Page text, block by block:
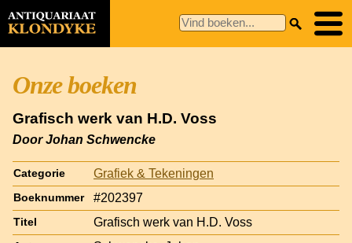
Onze boeken
Grafisch werk van H.D. Voss
Door Johan Schwencke
Categorie Grafiek & Tekeningen
Boeknummer #202397
Titel Grafisch werk van H.D. Voss